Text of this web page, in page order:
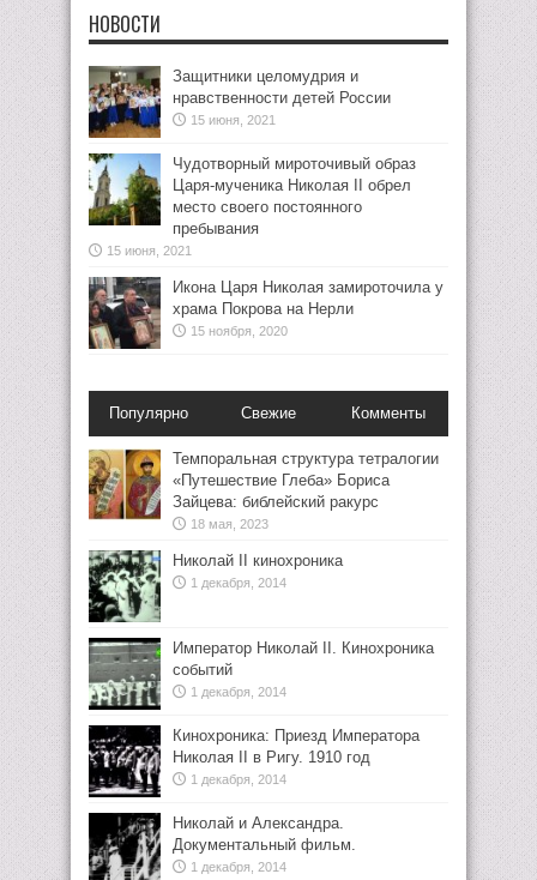
НОВОСТИ
Защитники целомудрия и
нравственности детей России
15 июня, 2021
Чудотворный мироточивый образ
Царя-мученика Николая II обрел
место своего постоянного
пребывания
15 июня, 2021
Икона Царя Николая замироточила у
храма Покрова на Нерли
15 ноября, 2020
Популярно Свежие Комменты
Темпоральная структура тетралогии
«Путешествие Глеба» Бориса
Зайцева: библейский ракурс
18 мая, 2023
Николай II кинохроника
1 декабря, 2014
Император Николай II. Кинохроника
событий
1 декабря, 2014
Кинохроника: Приезд Императора
Николая II в Ригу. 1910 год
1 декабря, 2014
Николай и Александра.
Документальный фильм.
1 декабря, 2014